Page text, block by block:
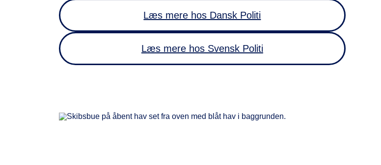
Læs mere hos Dansk Politi
Læs mere hos Svensk Politi